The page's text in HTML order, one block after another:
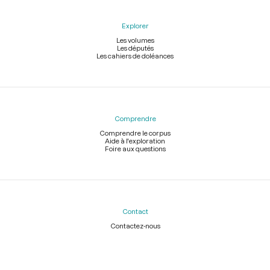
Explorer
Les volumes
Les députés
Les cahiers de doléances
Comprendre
Comprendre le corpus
Aide à l'exploration
Foire aux questions
Contact
Contactez-nous